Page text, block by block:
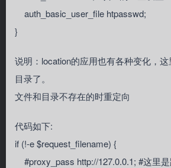
auth_basic_user_file htpasswd;
}
说明：location的应用也有各种变化，
目录了。
文件和目录不存在的时重定向
代码如下:
if (!-e $request_filename) {
#proxy_pass http://127.0.0.1; #这里